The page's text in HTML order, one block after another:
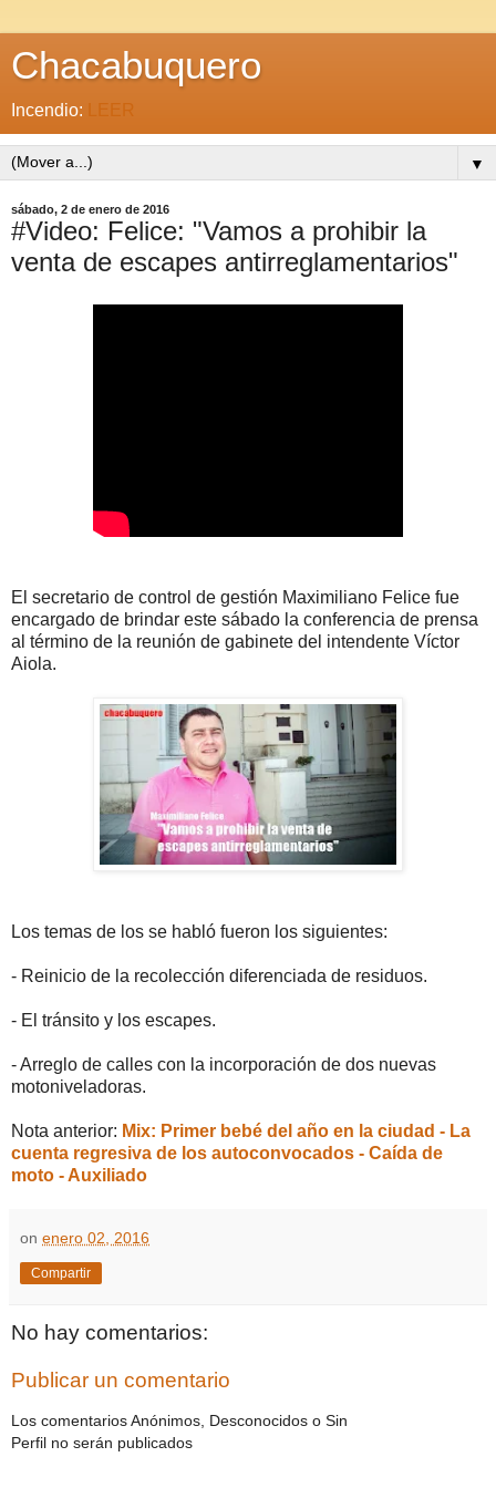
Chacabuquero
Incendio: LEER
▼
sábado, 2 de enero de 2016
#Video: Felice: "Vamos a prohibir la
venta de escapes antirreglamentarios"
El secretario de control de gestión Maximiliano Felice fue
encargado de brindar este sábado la conferencia de prensa
al término de la reunión de gabinete del intendente Víctor
Aiola.
Los temas de los se habló fueron los siguientes:
- Reinicio de la recolección diferenciada de residuos.
- El tránsito y los escapes.
- Arreglo de calles con la incorporación de dos nuevas
motoniveladoras.
Nota anterior: Mix: Primer bebé del año en la ciudad - La
cuenta regresiva de los autoconvocados - Caída de
moto - Auxiliado
on enero 02, 2016
Compartir
No hay comentarios:
Publicar un comentario
Los comentarios Anónimos, Desconocidos o Sin
Perfil no serán publicados